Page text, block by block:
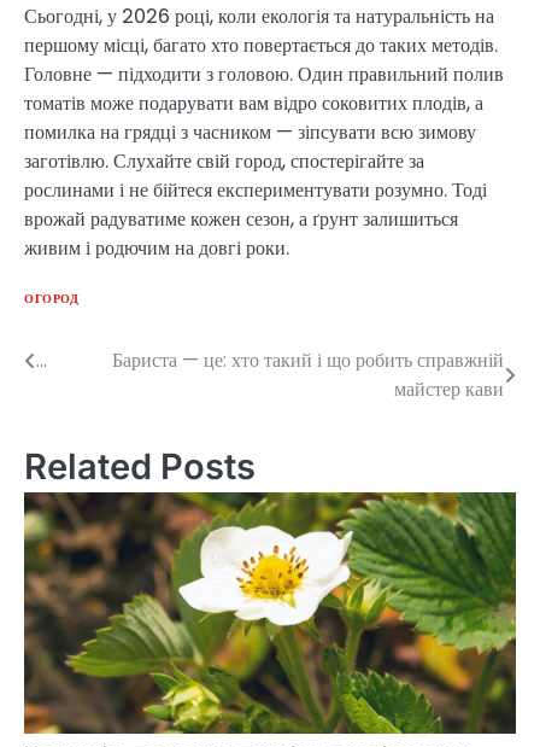
Сьогодні, у 2026 році, коли екологія та натуральність на
першому місці, багато хто повертається до таких методів.
Головне — підходити з головою. Один правильний полив
томатів може подарувати вам відро соковитих плодів, а
помилка на грядці з часником — зіпсувати всю зимову
заготівлю. Слухайте свій город, спостерігайте за
рослинами і не бійтеся експериментувати розумно. Тоді
врожай радуватиме кожен сезон, а ґрунт залишиться
живим і родючим на довгі роки.
ОГОРОД
Post
...
Бариста — це: хто такий і що робить справжній
майстер кави
Related Posts